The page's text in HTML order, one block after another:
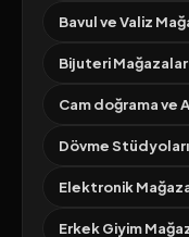
Bavul ve Valiz
Bijuteri
Cam doğrama ve
Dövme
Elektronik
Erkek Giyim